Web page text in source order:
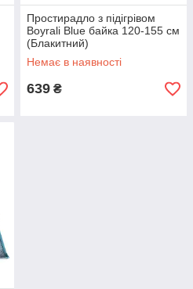
Простирадло з підігрівом
Boyrali Blue байка 120-155 см
(Блакитний)
Немає в наявності
639 ₴